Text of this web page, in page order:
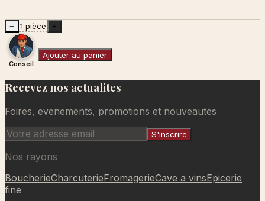
Ajouté au panier
− 1 pièce +
Conseil
Ajouter au panier
Recevez nos actualites
Foires, evenements, promotions et nouveautes
S'inscrire
Nos rayons
BoucherieCharcuterieFromagerieCave a vinsEpicerie
fine